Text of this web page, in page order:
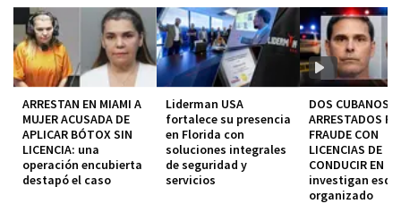
ARRESTAN EN MIAMI A
MUJER ACUSADA DE
APLICAR BÓTOX SIN
LICENCIA: una
operación encubierta
destapó el caso
Liderman USA
fortalece su presencia
en Florida con
soluciones integrales
de seguridad y
servicios
DOS CUBANOS
ARRESTADOS
FRAUDE CON
LICENCIAS DE
CONDUCIR EN
investigan
organizado